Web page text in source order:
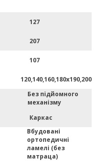
127
207
107
120,140,160,180х190,200
Без підйомного
механізму
Каркас
Вбудовані
ортопедичні
ламелі (без
матраца)